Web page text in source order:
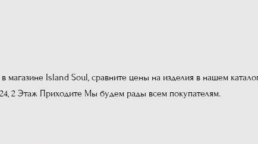
магазине Island Soul, сравните цены на изделия в нашем
2 Этаж Приходите Мы будем рады всем покупателям.